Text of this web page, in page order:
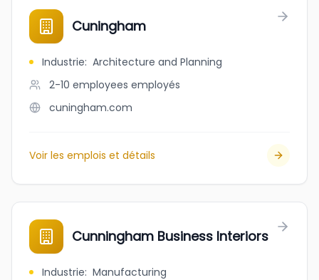
Cuningham
Industrie: Architecture and Planning
2-10 employees employés
cuningham.com
Voir les emplois et détails
Cunningham Business Interiors
Industrie: Manufacturing